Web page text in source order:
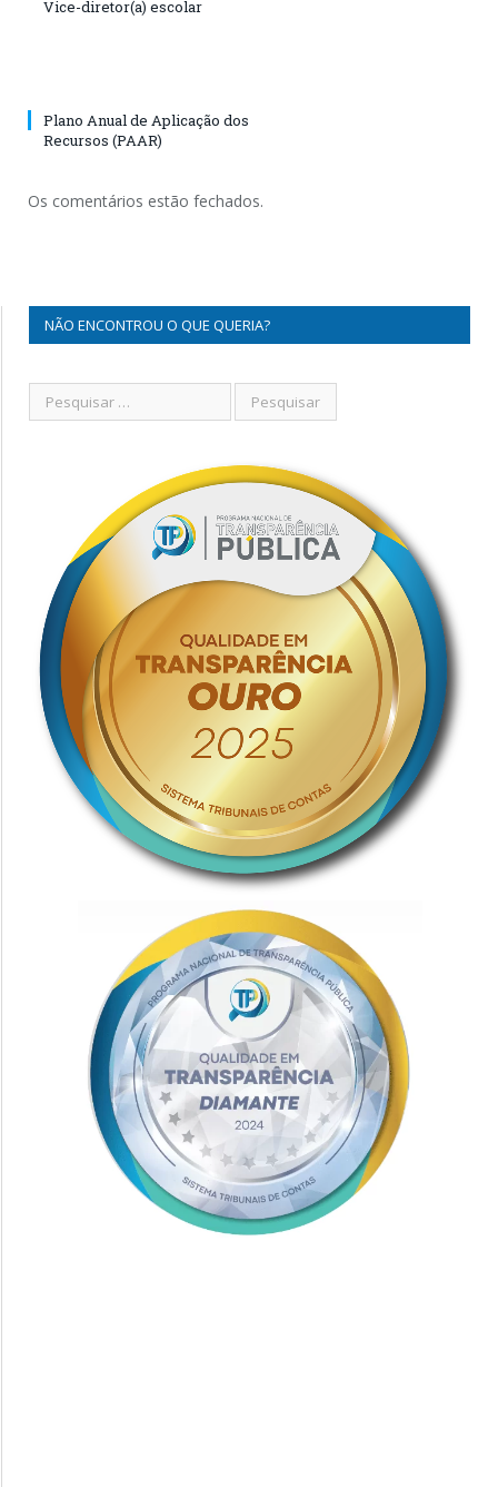
Vice-diretor(a) escolar
Plano Anual de Aplicação dos
Recursos (PAAR)
Os comentários estão fechados.
NÃO ENCONTROU O QUE QUERIA?